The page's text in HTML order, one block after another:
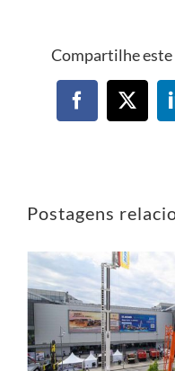
Compartilhe este
Postagens